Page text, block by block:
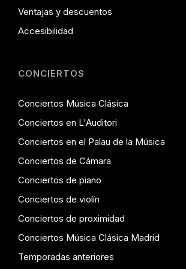
Ventajas y descuentos
Accesibilidad
CONCIERTOS
Conciertos Música Clásica
Conciertos en L'Auditori
Conciertos en el Palau de la Música
Conciertos de Cámara
Conciertos de piano
Conciertos de violín
Conciertos de proximidad
Conciertos Música Clásica Madrid
Temporadas anteriores